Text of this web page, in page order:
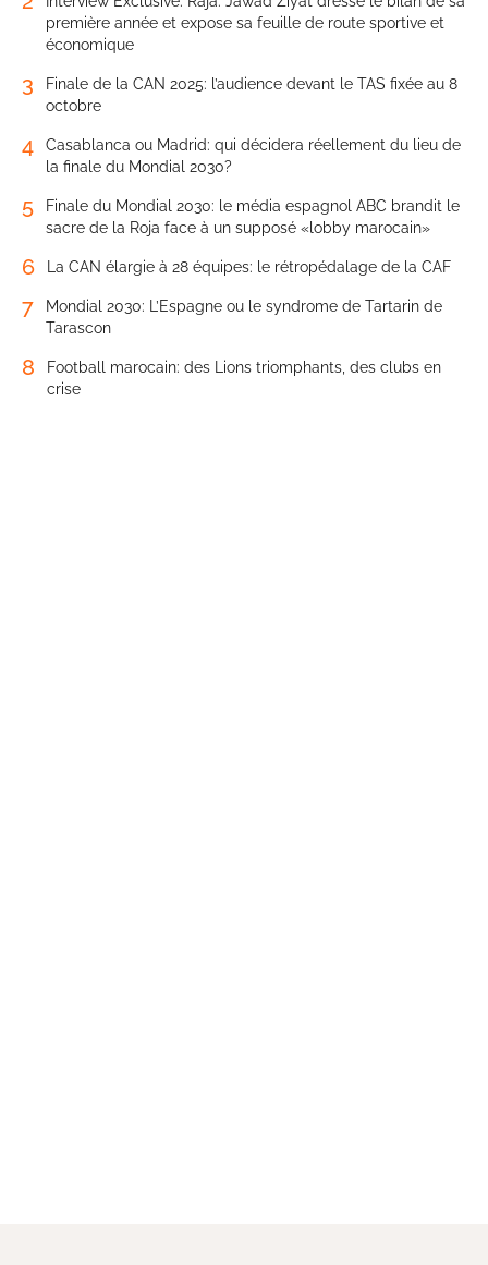
première année et expose sa feuille de route sportive et
économique
3
Finale de la CAN 2025: l’audience devant le TAS fixée au 8
octobre
4
Casablanca ou Madrid: qui décidera réellement du lieu de
la finale du Mondial 2030?
5
Finale du Mondial 2030: le média espagnol ABC brandit le
sacre de la Roja face à un supposé «lobby marocain»
6 La CAN élargie à 28 équipes: le rétropédalage de la CAF
7
Mondial 2030: L’Espagne ou le syndrome de Tartarin de
Tarascon
8
Football marocain: des Lions triomphants, des clubs en
crise